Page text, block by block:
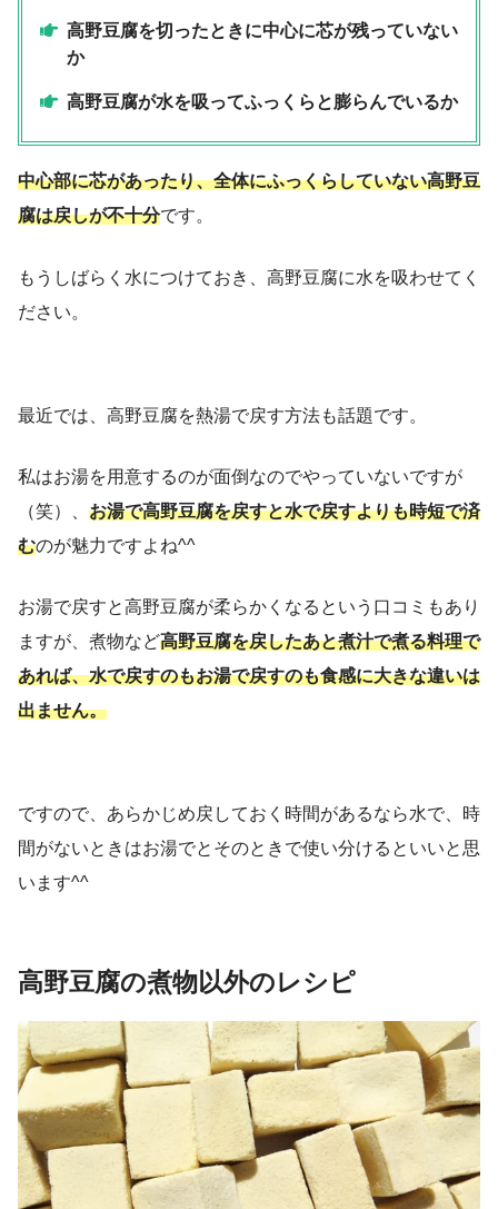
高野豆腐を切ったときに中心に芯が残っていない
か
高野豆腐が水を吸ってふっくらと膨らんでいるか
中心部に芯があったり、全体にふっくらしていない高野豆
腐は戻しが不十分です。
もうしばらく水につけておき、高野豆腐に水を吸わせてく
ださい。
最近では、高野豆腐を熱湯で戻す方法も話題です。
私はお湯を用意するのが面倒なのでやっていないですが
（笑）、 お湯で高野豆腐を戻すと水で戻すよりも時短で済
むのが魅力ですよね^^
お湯で戻すと高野豆腐が柔らかくなるという口コミもあり
ますが、煮物など高野豆腐を戻したあと煮汁で煮る料理で
あれば、水で戻すのもお湯で戻すのも食感に大きな違いは
出ません。
ですので、あらかじめ戻しておく時間があるなら水で、時
間がないときはお湯でとそのときで使い分けるといいと思
います^^
高野豆腐の煮物以外のレシピ